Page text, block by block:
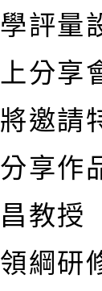
學評量
上分
將邀請
分享作
昌教授
領綱研